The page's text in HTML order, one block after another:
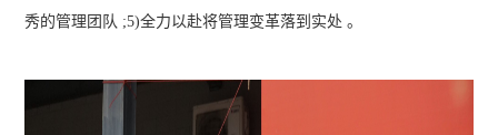
秀的管理团队 ;5)全力以赴将管理变革落到实处 。